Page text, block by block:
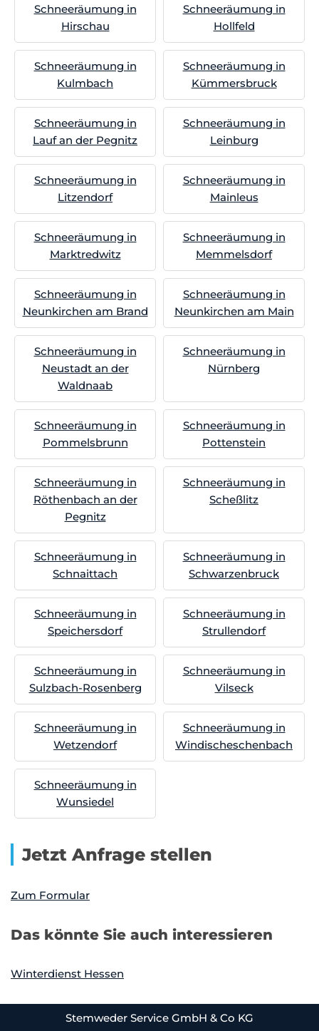
Schneeräumung in
Hirschau
Schneeräumung in
Hollfeld
Schneeräumung in
Kulmbach
Schneeräumung in
Kümmersbruck
Schneeräumung in
Lauf an der Pegnitz
Schneeräumung in
Leinburg
Schneeräumung in
Litzendorf
Schneeräumung in
Mainleus
Schneeräumung in
Marktredwitz
Schneeräumung in
Memmelsdorf
Schneeräumung in
Neunkirchen am Brand
Schneeräumung in
Neunkirchen am Main
Schneeräumung in
Neustadt an der
Waldnaab
Schneeräumung in
Nürnberg
Schneeräumung in
Pommelsbrunn
Schneeräumung in
Pottenstein
Schneeräumung in
Röthenbach an der
Pegnitz
Schneeräumung in
Scheßlitz
Schneeräumung in
Schnaittach
Schneeräumung in
Schwarzenbruck
Schneeräumung in
Speichersdorf
Schneeräumung in
Strullendorf
Schneeräumung in
Sulzbach-Rosenberg
Schneeräumung in
Vilseck
Schneeräumung in
Wetzendorf
Schneeräumung in
Windischeschenbach
Schneeräumung in
Wunsiedel
Jetzt Anfrage stellen
Zum Formular
Das könnte Sie auch interessieren
Winterdienst Hessen
Stemweder Service GmbH & Co KG